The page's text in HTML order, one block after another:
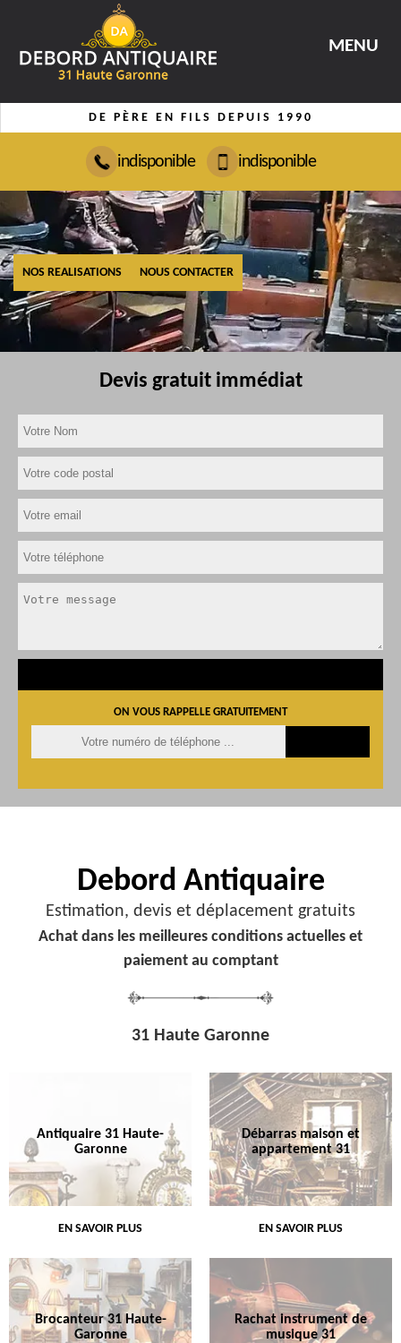
MENU
DE PÈRE EN FILS DEPUIS 1990
indisponible indisponible
NOS REALISATIONS NOUS CONTACTER
Devis gratuit immédiat
ON VOUS RAPPELLE GRATUITEMENT
Debord Antiquaire
Estimation, devis et déplacement gratuits
Achat dans les meilleures conditions actuelles et
paiement au comptant
31 Haute Garonne
Antiquaire 31 Haute-
Garonne
EN SAVOIR PLUS
Débarras maison et
appartement 31
EN SAVOIR PLUS
Brocanteur 31 Haute-
Garonne
Rachat instrument de
musique 31